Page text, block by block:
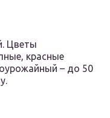
Цветы
красные
– до 50